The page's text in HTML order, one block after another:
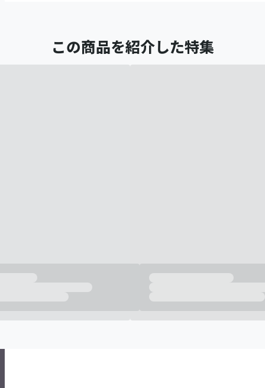
この商品を紹介した特集